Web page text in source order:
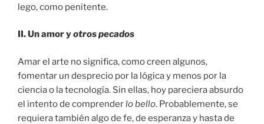
lego, como penitente.
II. Un amor yotros pecados
Amar el arte no significa, como creen algunos,
fomentar un desprecio por la lógica y menos por la
ciencia o la tecnología. Sin ellas, hoy pareciera absurdo
el intento de comprenderlo bello. Probablemente, se
requiera también algo de fe, de esperanza y hasta de